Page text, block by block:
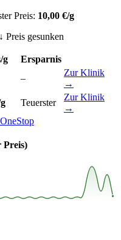
Preis: 10,00 €/g
↓ Preis gesunken
g
Ersparnis
–
Zur Klinik
→
Teuerster
Zur Klinik
→
Preis)